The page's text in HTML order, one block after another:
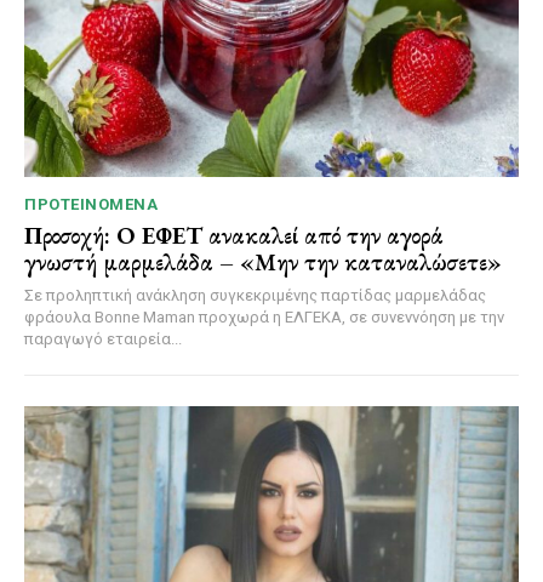
ΠΡΟΤΕΙΝΌΜΕΝΑ
Προσοχή: Ο ΕΦΕΤ ανακαλεί από την αγορά
γνωστή μαρμελάδα – «Μην την καταναλώσετε»
Σε προληπτική ανάκληση συγκεκριμένης παρτίδας μαρμελάδας
φράουλα Bonne Maman προχωρά η ΕΛΓΕΚΑ, σε συνεννόηση με την
παραγωγό εταιρεία...